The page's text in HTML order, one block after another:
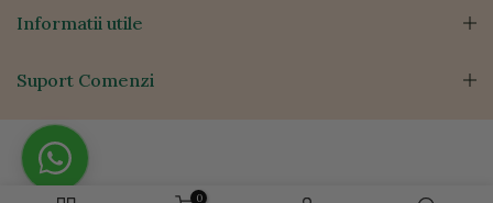
Informatii utile
Suport Comenzi
0